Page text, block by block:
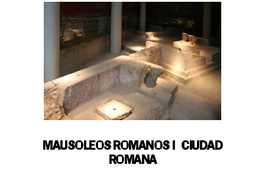
MAUSOLEOS ROMANOS | CIUDAD
ROMANA